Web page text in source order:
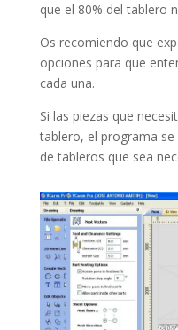
que el 80% del tablero
Os recomiendo que
opciones para que
cada una.
Si las piezas que
tablero, el programa
de tableros que sea